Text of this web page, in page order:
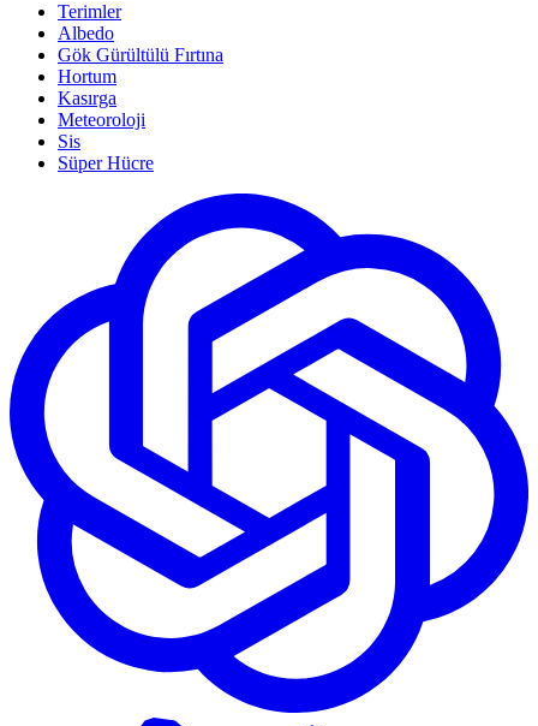
Terimler
Albedo
Gök Gürültülü Fırtına
Hortum
Kasırga
Meteoroloji
Sis
Süper Hücre